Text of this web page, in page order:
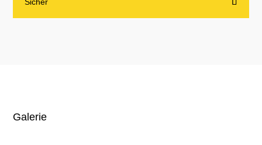
Galerie